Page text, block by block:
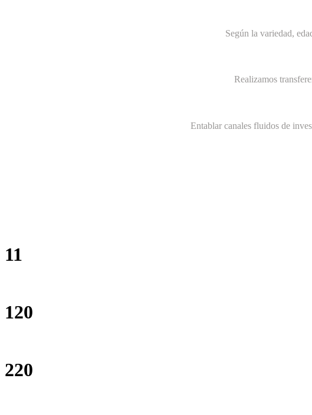
Según la variedad,
Realizamos
Entablar canales fluidos de
11
120
220